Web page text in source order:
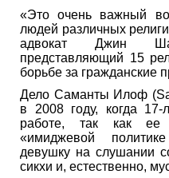
«Это очень важный
людей различных
адвокат Джин
представляющий 15
борьбе за гражданские
Дело Саманты Илоф
в 2008 году, когда 17-
работе, так как ее
«имиджевой
девушку на слушании
сикхи и, естественно,